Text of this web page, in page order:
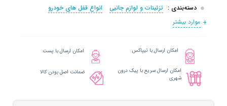
دسته‌بندی : تزئینات و لوازم جانبی
انواع قفل های خودرو
موارد بیشتر
امکان ارسال با تیپاکس امکان ارسال با پست
امکان ارسال سریع با پیک درون
شهری
ضمانت اصل بودن کالا